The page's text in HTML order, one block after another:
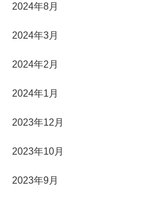
2024年8月
2024年3月
2024年2月
2024年1月
2023年12月
2023年10月
2023年9月